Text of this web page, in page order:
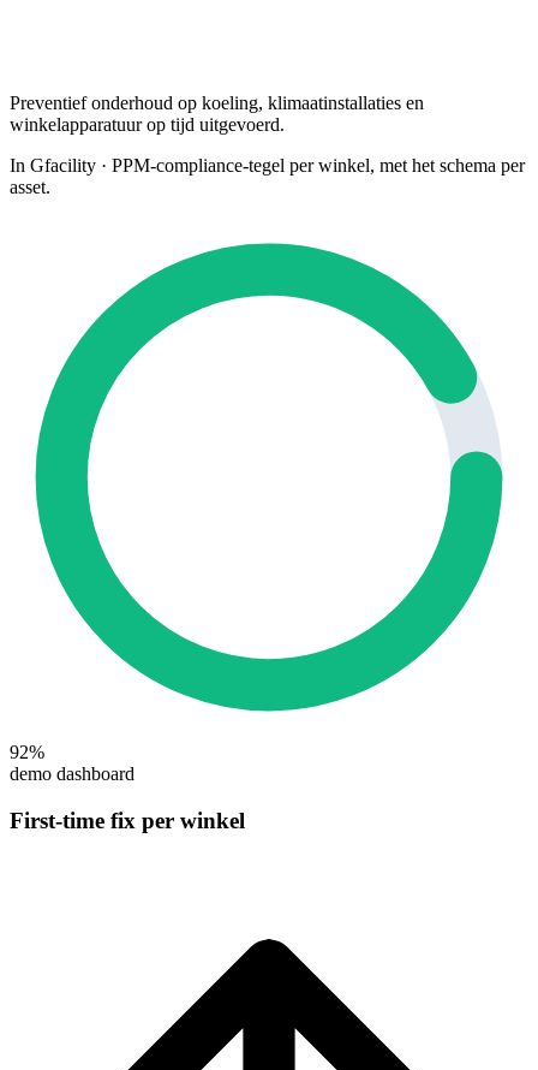
Preventief onderhoud op koeling, klimaatinstallaties en
winkelapparatuur op tijd uitgevoerd.
In Gfacility · PPM-compliance-tegel per winkel, met het schema per
asset.
92%
demo dashboard
First-time fix per winkel